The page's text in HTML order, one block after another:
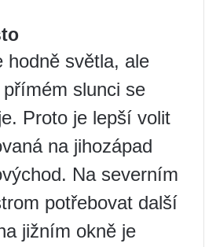
hodně světla, ale
slunci se
Proto je lepší volit
na jihozápad
Na severním
potřebovat další
jižním okně je